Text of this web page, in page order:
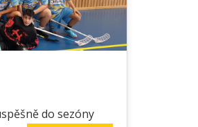
do sezóny